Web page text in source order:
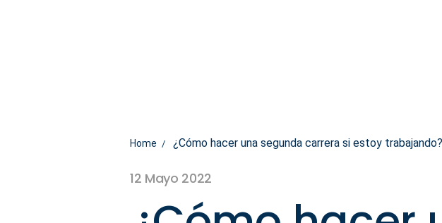
Home ¿Cómo hacer una segunda carrera si estoy trabajando?
12 Mayo 2022